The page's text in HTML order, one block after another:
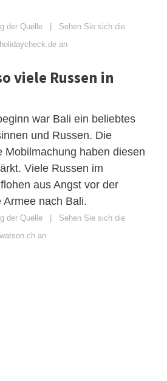
der Quelle | Sehen Sie sich die
an
viele Russen in
war Bali ein beliebtes
und Russen. Die
Mobilmachung haben diesen
Viele Russen im
aus Angst vor der
Armee nach Bali.
der Quelle | Sehen Sie sich die
an